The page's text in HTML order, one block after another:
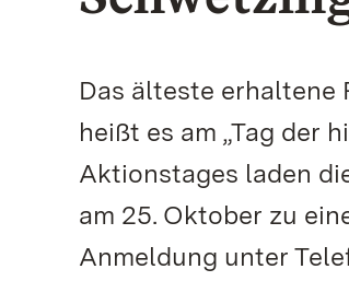
Das älteste erhaltene
heißt es am „Tag der
Aktionstages laden
am 25. Oktober zu
Anmeldung unter